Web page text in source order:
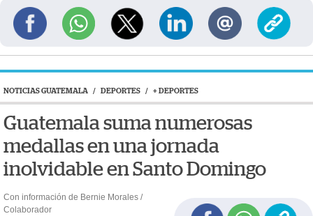
NOTICIAS GUATEMALA / DEPORTES / + DEPORTES
Guatemala suma numerosas
medallas en una jornada
inolvidable en Santo Domingo
Con información de Bernie Morales /
Colaborador